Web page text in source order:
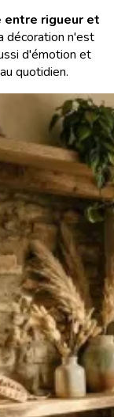
entre rigueur et
décoration n'est
d'émotion et
quotidien.